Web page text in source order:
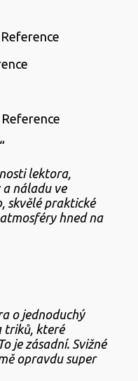
“
lektora,
náladu ve
skvělé praktické
hned na
o jednoduchý
triků, které
je zásadní. Svižné
opravdu super